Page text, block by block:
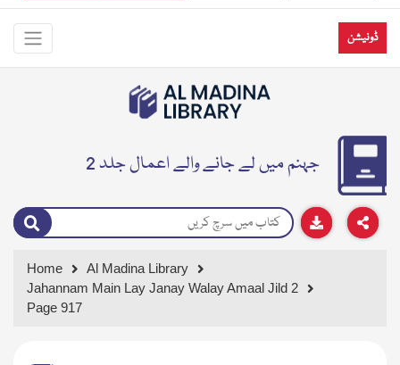
ڈونیشن
جہنم میں لے جانے والے اعمال جلد 2
Home
Al Madina Library
Jahannam Main Lay Janay Walay Amaal Jild 2
Page 917